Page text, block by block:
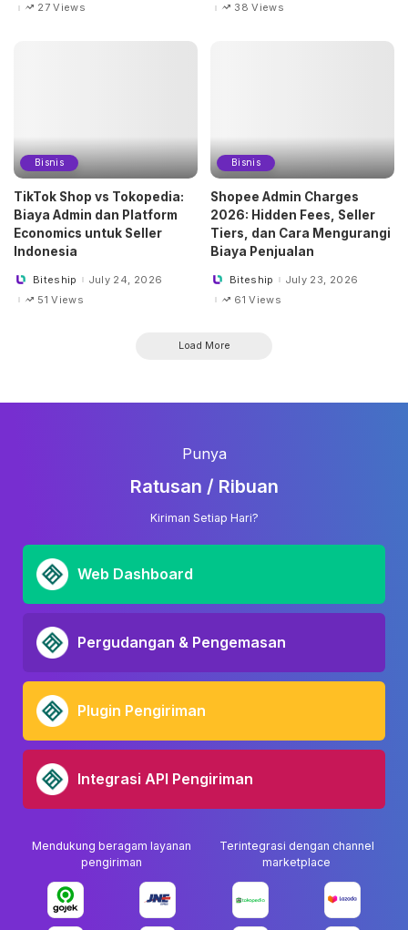
27 Views
38 Views
Bisnis
TikTok Shop vs Tokopedia:
Biaya Admin dan Platform
Economics untuk Seller
Indonesia
PostedBiteship
July 24, 2026
51 Views
Bisnis
Shopee Admin Charges
2026: Hidden Fees, Seller
Tiers, dan Cara Mengurangi
Biaya Penjualan
PostedBiteship
July 23, 2026
61 Views
Load More
Punya
Ratusan / Ribuan
Kiriman Setiap Hari?
Web Dashboard
Pergudangan & Pengemasan
Plugin Pengiriman
Integrasi API Pengiriman
Mendukung beragam layanan
pengiriman
Terintegrasi dengan channel
marketplace